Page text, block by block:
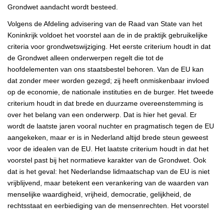
Grondwet aandacht wordt besteed.
Volgens de Afdeling advisering van de Raad van State van het
Koninkrijk voldoet het voorstel aan de in de praktijk gebruikelijke
criteria voor grondwetswijziging. Het eerste criterium houdt in dat
de Grondwet alleen onderwerpen regelt die tot de
hoofdelementen van ons staatsbestel behoren. Van de EU kan
dat zonder meer worden gezegd; zij heeft onmiskenbaar invloed
op de economie, de nationale instituties en de burger. Het tweede
criterium houdt in dat brede en duurzame overeenstemming is
over het belang van een onderwerp. Dat is hier het geval. Er
wordt de laatste jaren vooral nuchter en pragmatisch tegen de EU
aangekeken, maar er is in Nederland altijd brede steun geweest
voor de idealen van de EU. Het laatste criterium houdt in dat het
voorstel past bij het normatieve karakter van de Grondwet. Ook
dat is het geval: het Nederlandse lidmaatschap van de EU is niet
vrijblijvend, maar betekent een verankering van de waarden van
menselijke waardigheid, vrijheid, democratie, gelijkheid, de
rechtsstaat en eerbiediging van de mensenrechten. Het voorstel